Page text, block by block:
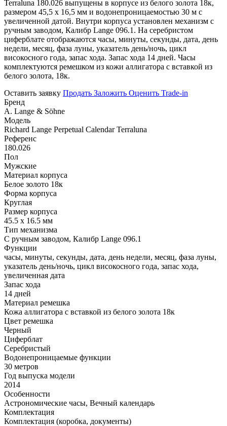
Terraluna 180.026 выпущены в корпусе из белого золота 18к,
размером 45,5 х 16,5 мм и водонепроницаемостью 30 м с
увеличенной датой. Внутри корпуса установлен механизм с
ручным заводом, Калибр Lange 096.1. На серебристом
циферблате отображаются часы, минуты, секунды, дата, день
недели, месяц, фаза луны, указатель день/ночь, цикл
високосного года, запас хода. Запас хода 14 дней. Часы
комплектуются ремешком из кожи аллигатора с вставкой из
белого золота, 18к.
Оставить заявку Продать Заложить Оценить Trade-in
Бренд
A. Lange & Söhne
Модель
Richard Lange Perpetual Calendar Terraluna
Референс
180.026
Пол
Мужские
Материал корпуса
Белое золото 18к
Форма корпуса
Круглая
Размер корпуса
45.5 х 16.5 мм
Тип механизма
С ручным заводом, Калибр Lange 096.1
Функции
часы, минуты, секунды, дата, день недели, месяц, фаза луны,
указатель день/ночь, цикл високосного года, запас хода,
увеличенная дата
Запас хода
14 дней
Материал ремешка
Кожа аллигатора с вставкой из белого золота 18к
Цвет ремешка
Черный
Циферблат
Серебристый
Водонепроницаемые функции
30 метров
Год выпуска модели
2014
Особенности
Астрономические часы, Вечный календарь
Комплектация
Комплектация (коробка, документы)